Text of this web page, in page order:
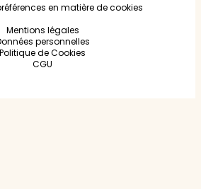
en matière de cookies
Mentions légales
personnelles
Politique de Cookies
CGU